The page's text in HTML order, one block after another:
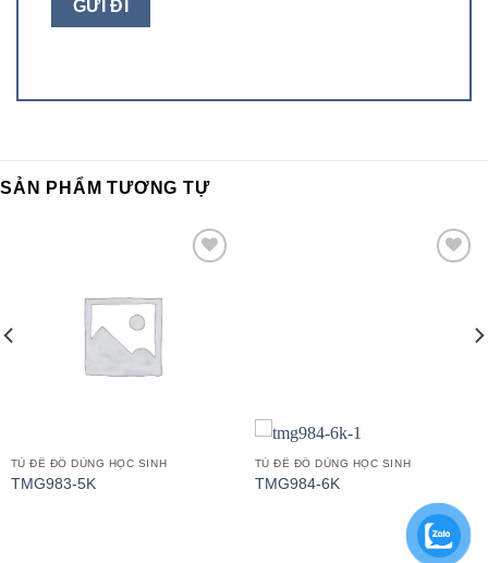
SẢN PHẨM TƯƠNG TỰ
TỦ ĐỀ ĐỒ DÙNG HỌC SINH
TMG983-5K
TỦ ĐỀ ĐỒ DÙNG HỌC SINH
TMG984-6K